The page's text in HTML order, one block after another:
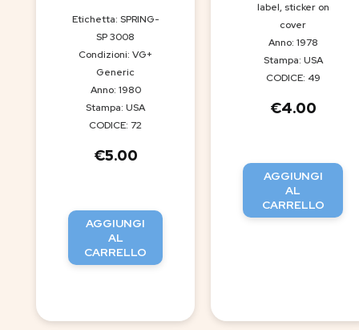
Etichetta: SPRING-
SP 3008
Condizioni: VG+
Generic
Anno: 1980
Stampa: USA
CODICE: 72
€5.00
AGGIUNGI
AL
CARRELLO
label, sticker on
cover
Anno: 1978
Stampa: USA
CODICE: 49
€4.00
AGGIUNGI
AL
CARRELLO